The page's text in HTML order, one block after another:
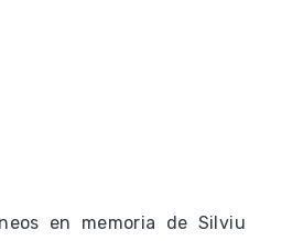
en memoria de Silviu